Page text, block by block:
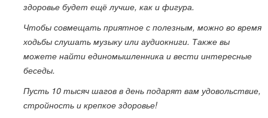
здоровье будет ещё лучше, как и фигура.
Чтобы совмещать приятное с полезным, можно во время
ходьбы слушать музыку или аудиокниги. Также вы
можете найти единомышленника и вести интересные
беседы.
Пусть 10 тысяч шагов в день подарят вам удовольствие,
стройность и крепкое здоровье!